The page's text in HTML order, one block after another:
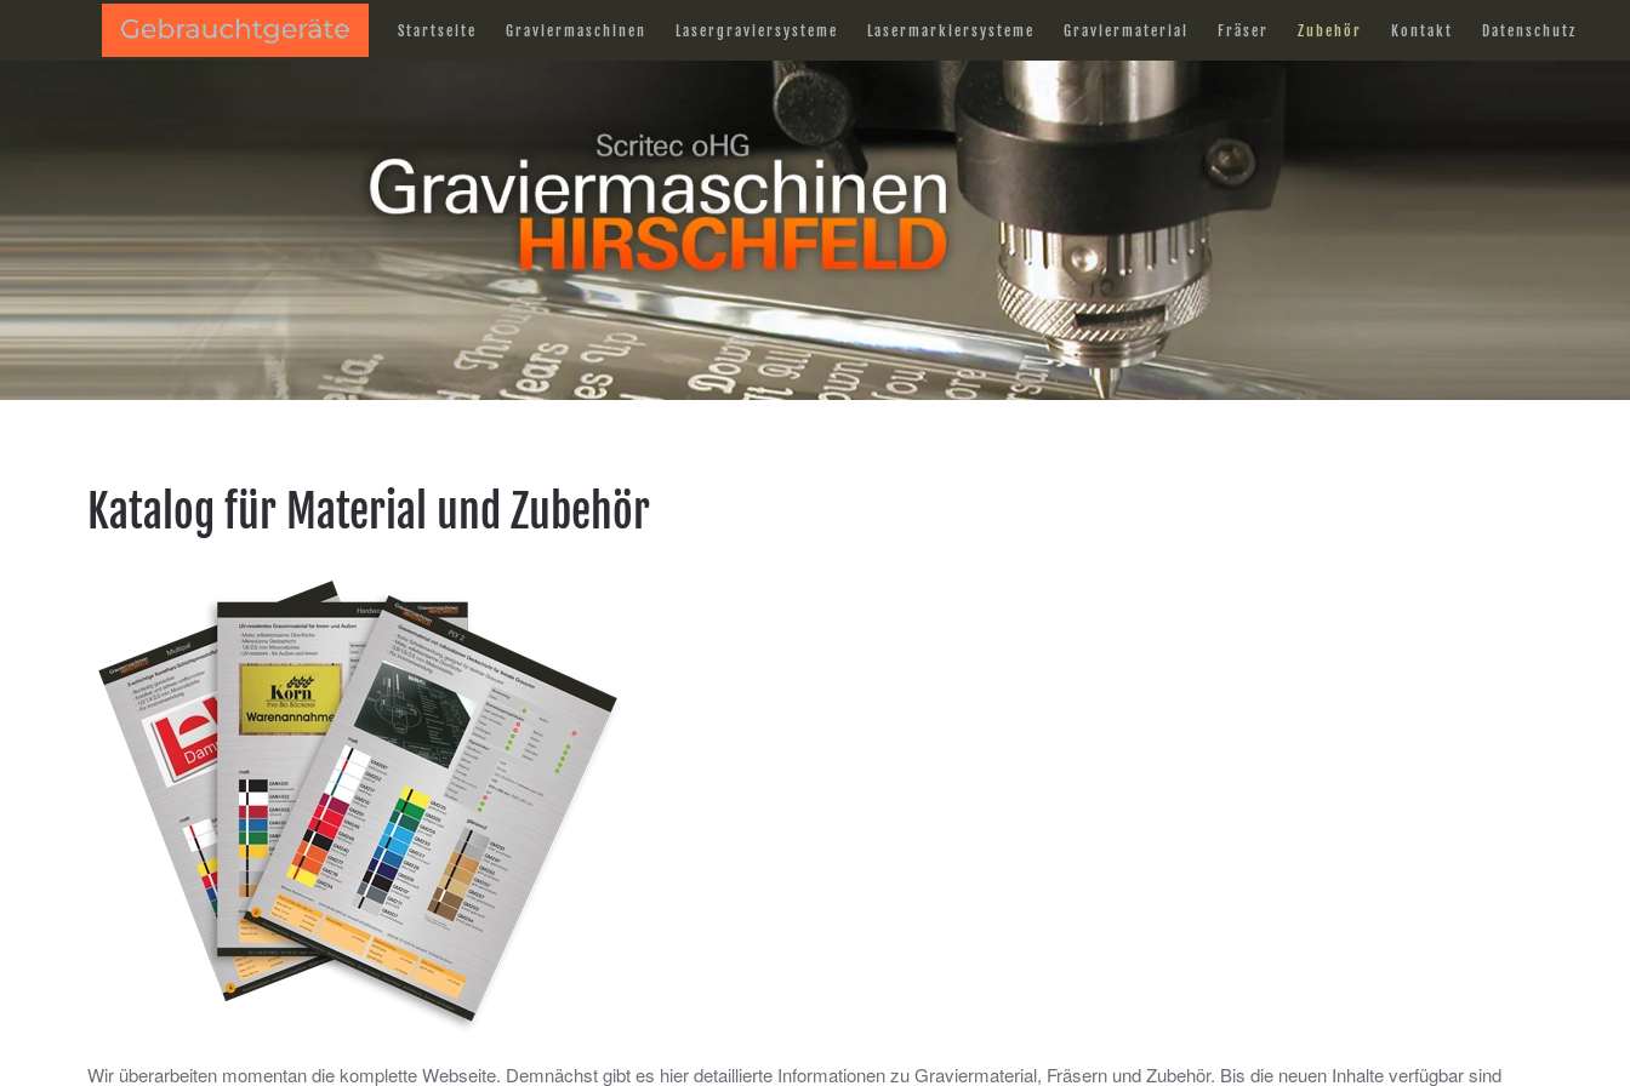
Skip to main content
Startseite Graviermaschinen Lasergraviersysteme Lasermarkiersysteme Graviermaterial Fräser Zubehör Kontakt Datenschutz
Katalog für Material und Zubehör
Wir überarbeiten momentan die komplette Webseite. Demnächst gibt es hier detaillierte Informationen zu Graviermaterial, Fräsern und Zubehör. Bis die neuen Inhalte verfügbar sind